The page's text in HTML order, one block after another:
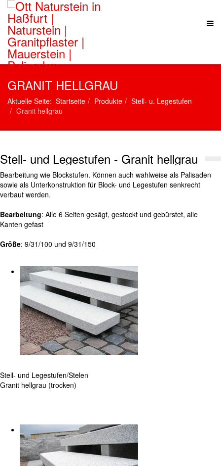
GRANIT HELLGRAU
Aktuelle Seite: Startseite Produkte
Stell- u. Legestufen
Granit hellgrau
Stell- und Legestufen - Granit hellgrau
Bearbeitung wie Blockstufen. Können auch wahlweise als Palisaden
sowie als Unterkonstruktion für Block- und Legestufen senkrecht
verbaut werden.
Bearbeitung: Alle 6 Seiten gesägt, gestockt und gebürstet, alle
Kanten gefast
Größe: 9/31/100 und 9/31/150
Stell- und Legestufen/Stelen
Granit hellgrau (trocken)